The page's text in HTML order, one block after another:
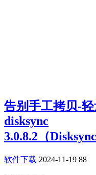
告别手工拷贝-
disksync
3.0.8.2（
软件下载 2024-11-19 88